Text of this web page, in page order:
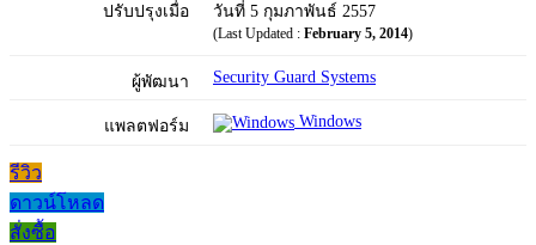
ปรับปรุงเมื่อ วันที่ 5 กุมภาพันธ์ 2557
(Last Updated : February 5, 2014)
ผู้พัฒนา Security Guard Systems
แพลตฟอร์ม Windows
รีวิว
ดาวน์โหลด
สั่งซื้อ